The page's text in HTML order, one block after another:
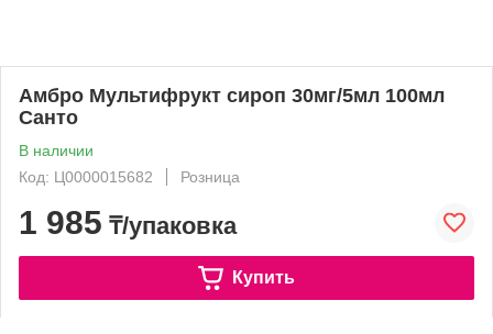
Амбро Мультифрукт сироп 30мг/5мл 100мл
Санто
В наличии
Код: Ц0000015682
Розница
1 985 ₸/упаковка
Купить